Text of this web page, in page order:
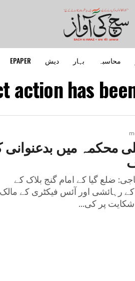
محاسبہ بہار دیش EPAPER
action has
محکمہ میں بدعنوانی
ضلع گیا کے امام گنج بلاک کے
رہائشی اور آئس فیکٹری کے مالک
پر کی...